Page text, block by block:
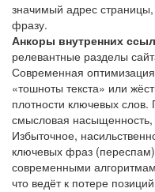
значимый адрес
фразу.
Анкоры внутренних
релевантные разделы
Современная
«тошноты текста» или
плотности ключевых слов.
смысловая насыщенность,
Избыточное,
ключевых фраз
современными
что ведёт к потере